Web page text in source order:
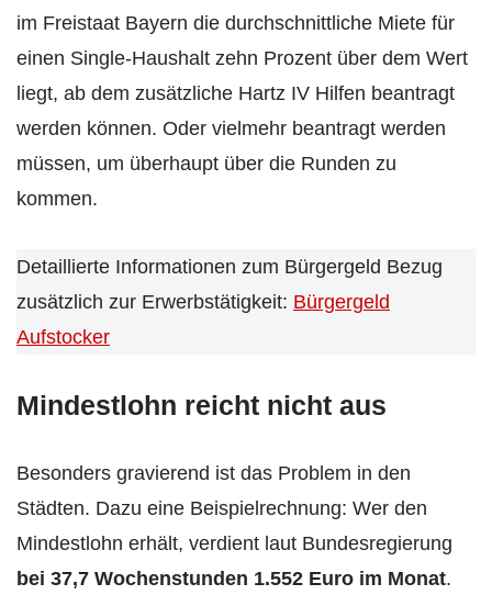
im Freistaat Bayern die durchschnittliche Miete für
einen Single-Haushalt zehn Prozent über dem Wert
liegt, ab dem zusätzliche Hartz IV Hilfen beantragt
werden können. Oder vielmehr beantragt werden
müssen, um überhaupt über die Runden zu
kommen.
Detaillierte Informationen zum Bürgergeld Bezug
zusätzlich zur Erwerbstätigkeit: Bürgergeld
Aufstocker
Mindestlohn reicht nicht aus
Besonders gravierend ist das Problem in den
Städten. Dazu eine Beispielrechnung: Wer den
Mindestlohn erhält, verdient laut Bundesregierung
bei 37,7 Wochenstunden 1.552 Euro im Monat.